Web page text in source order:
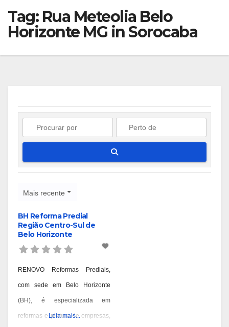
Tag: Rua Meteolia Belo
Horizonte MG in Sorocaba
Mais recente
BH Reforma Predial
Região Centro-Sul de
Belo Horizonte
RENOVO Reformas Prediais,
com sede em Belo Horizonte
(BH), é especializada em
reformas e pintura de empresas,
Leia mais...